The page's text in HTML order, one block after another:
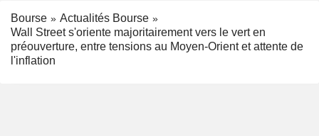
Bourse
Actualités Bourse
Wall Street s'oriente majoritairement vers le vert en
préouverture, entre tensions au Moyen-Orient et attente de
l'inflation